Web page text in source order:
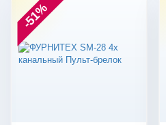
-51%